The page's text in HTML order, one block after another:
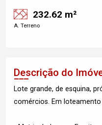
232.62 m²
A. Terreno
Descrição do
Lote grande, de esquina,
comércios. Em